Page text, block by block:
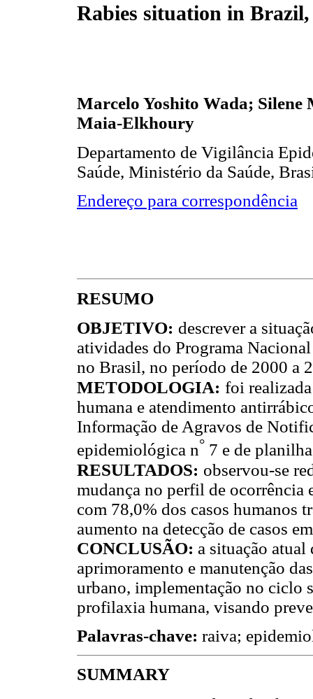
Rabies situation in Brazil,
Marcelo Yoshito Wada;
Maia-Elkhoury
Departamento de Vigilância
Saúde, Ministério da Saúde,
Endereço para correspondência
RESUMO
OBJETIVO: descrever a
atividades do Programa
no Brasil, no período de 2000 a
METODOLOGIA: foi
humana e atendimento
Informação de Agravos de
epidemiológica n° 7 e de
RESULTADOS: observou-se
mudança no perfil de ocorrência
com 78,0% dos casos humanos
aumento na detecção de casos
CONCLUSÃO: a situação atual
aprimoramento e manutenção
urbano, implementação no ciclo
profilaxia humana, visando
Palavras-chave: raiva;
SUMMARY